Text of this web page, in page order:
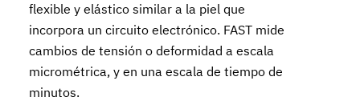
flexible y elástico similar a la piel que
incorpora un circuito electrónico. FAST mide
cambios de tensión o deformidad a escala
micrométrica, y en una escala de tiempo de
minutos.